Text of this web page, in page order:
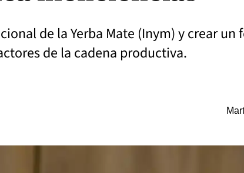
de la Yerba Mate (Inym) y crear
de la cadena productiva.